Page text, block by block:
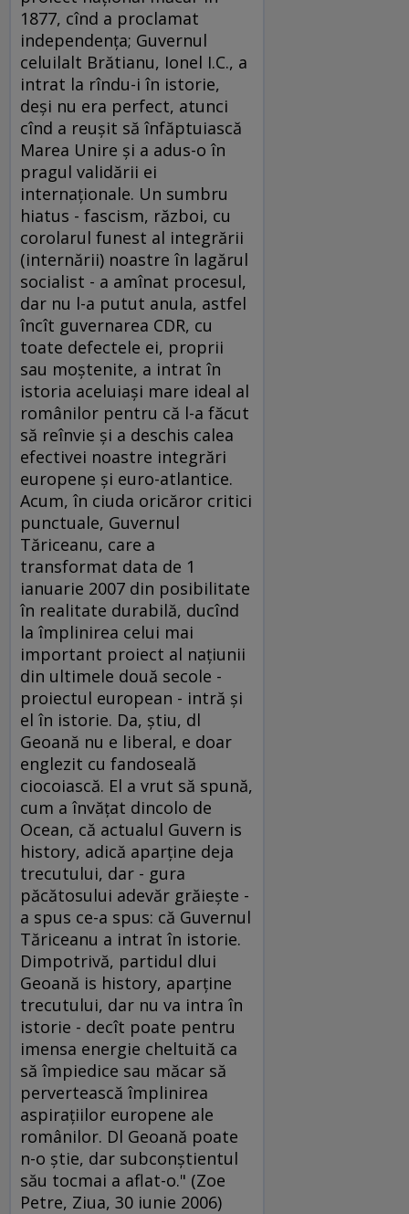
1877, cînd a proclamat
independenţa; Guvernul
celuilalt Brătianu, Ionel I.C., a
intrat la rîndu-i în istorie,
deşi nu era perfect, atunci
cînd a reuşit să înfăptuiască
Marea Unire şi a adus-o în
pragul validării ei
internaţionale. Un sumbru
hiatus - fascism, război, cu
corolarul funest al integrării
(internării) noastre în lagărul
socialist - a amînat procesul,
dar nu l-a putut anula, astfel
încît guvernarea CDR, cu
toate defectele ei, proprii
sau moştenite, a intrat în
istoria aceluiaşi mare ideal al
românilor pentru că l-a făcut
să reînvie şi a deschis calea
efectivei noastre integrări
europene şi euro-atlantice.
Acum, în ciuda oricăror critici
punctuale, Guvernul
Tăriceanu, care a
transformat data de 1
ianuarie 2007 din posibilitate
în realitate durabilă, ducînd
la împlinirea celui mai
important proiect al naţiunii
din ultimele două secole -
proiectul european - intră şi
el în istorie. Da, ştiu, dl
Geoană nu e liberal, e doar
englezit cu fandoseală
ciocoiască. El a vrut să spună,
cum a învăţat dincolo de
Ocean, că actualul Guvern is
history, adică aparţine deja
trecutului, dar - gura
păcătosului adevăr grăieşte -
a spus ce-a spus: că Guvernul
Tăriceanu a intrat în istorie.
Dimpotrivă, partidul dlui
Geoană is history, aparţine
trecutului, dar nu va intra în
istorie - decît poate pentru
imensa energie cheltuită ca
să împiedice sau măcar să
pervertească împlinirea
aspiraţiilor europene ale
românilor. Dl Geoană poate
n-o ştie, dar subconştientul
său tocmai a aflat-o." (Zoe
Petre, Ziua, 30 iunie 2006)